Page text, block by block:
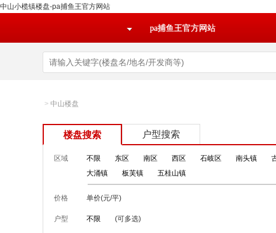
中山小榄镇楼盘-pa捕鱼王官方网站
pa捕鱼王官方网站
> 中山楼盘
楼盘搜索 户型搜索
区域 不限 东区 南区 西区 石岐区 南头镇
大涌镇
板芙镇 五桂山镇
价格 单价(元/平)
户型 不限 (可多选)